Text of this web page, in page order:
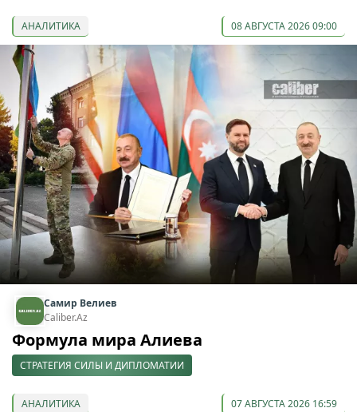
АНАЛИТИКА 08 АВГУСТА 2026 09:00
Самир Велиев
Caliber.Az
Формула мира Алиева
СТРАТЕГИЯ СИЛЫ И ДИПЛОМАТИИ
АНАЛИТИКА 07 АВГУСТА 2026 16:59